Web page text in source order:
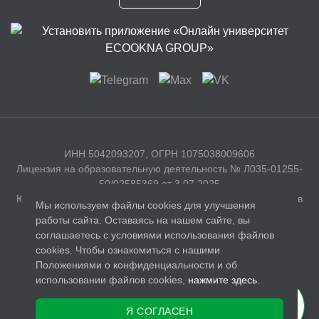
ИНН 5042093207, ОГРН 1075038009606
Лицензия на образовательную деятельность № Л035-01255-
50/02585369 от 3.07.2025
Юридический адрес: 141326, Московская область, г. Сергиев
Посад, с. Бужаниново, Полевая улица, д. 35
Лицензия
Политика обработки персональных данных
Условия использования
Нашли ошибку? Сообщите нам.
Мы используем файлы cookies для улучшения
работы сайта. Оставаясь на нашем сайте, вы
соглашаетесь с условиями использования файлов
cookies. Чтобы ознакомиться с нашими
Положениями о конфиденциальности и об
использовании файлов cookies, нажмите здесь
Я СОГЛАСЕН